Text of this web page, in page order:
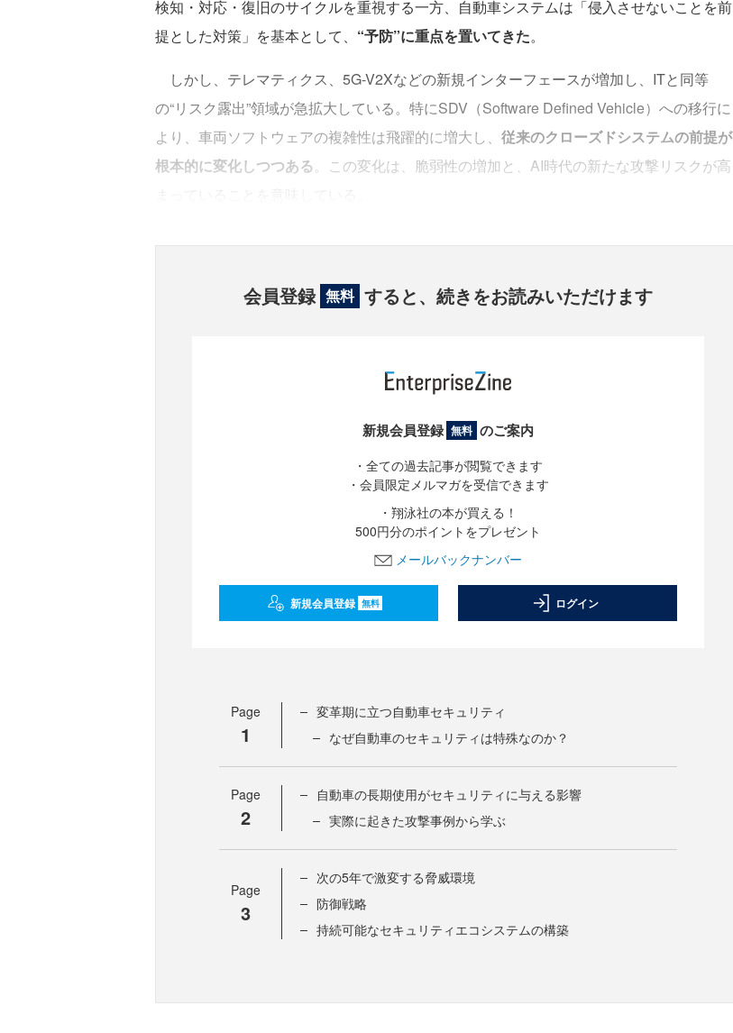
検知・対応・復旧のサイクルを重視する一方、自動車システムは「侵入させないことを前
提とした対策」を基本として、 “予防”に重点を置いてきた。
しかし、テレマティクス、5G-V2Xなどの新規インターフェースが増加し、ITと同等
の“リスク露出”領域が急拡大している。特にSDV（Software Defined Vehicle）への移行に
より、車両ソフトウェアの複雑性は飛躍的に増大し、 従来のクローズドシステムの前提が
根本的に変化しつつある 。この変化は、脆弱性の増加と、AI時代の新たな攻撃リスクが高
会員登録 無料 すると、続きをお読みいただけます
新規会員登録 無料 のご案内
・全ての過去記事が閲覧できます
・会員限定メルマガを受信できます
・翔泳社の本が買える！
500円分のポイントをプレゼント
メールバックナンバー
新規会員登録 無料 ログイン
Page
1
変革期に立つ自動車セキュリティ
なぜ自動車のセキュリティは特殊なのか？
Page
2
自動車の長期使用がセキュリティに与える影響
実際に起きた攻撃事例から学ぶ
Page
3
次の5年で激変する脅威環境
防御戦略
持続可能なセキュリティエコシステムの構築